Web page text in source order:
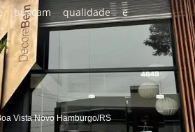
buscam qualidade e
Vista Novo Hamburgo/RS